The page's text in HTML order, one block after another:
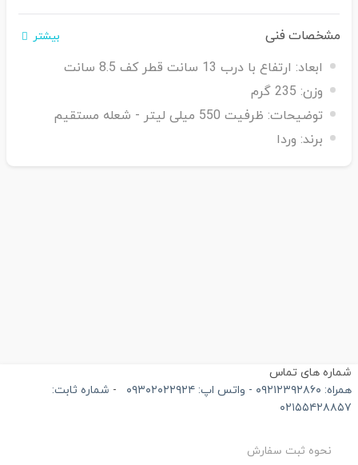
مشخصات فنی بیشتر
ابعاد: ارتفاع با درب 13 سانت قطر کف 8.5 سانت
وزن: 235 گرم
توضیحات: ظرفیت 550 میلی لیتر - شعله مستقیم
برند: وردا
های تماس
- واتس اپ: ۰۹۳۰۲۰۲۲۹۲۴
-
شماره ثابت:
نحوه ثبت سفارش